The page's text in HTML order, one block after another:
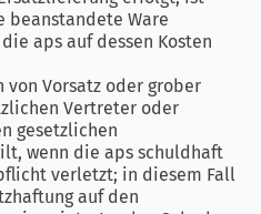
beanstandete Ware
aps auf dessen Kosten
von Vorsatz oder grober
Vertreter oder
gesetzlichen
wenn die aps schuldhaft
verletzt; in diesem Fall
auf den